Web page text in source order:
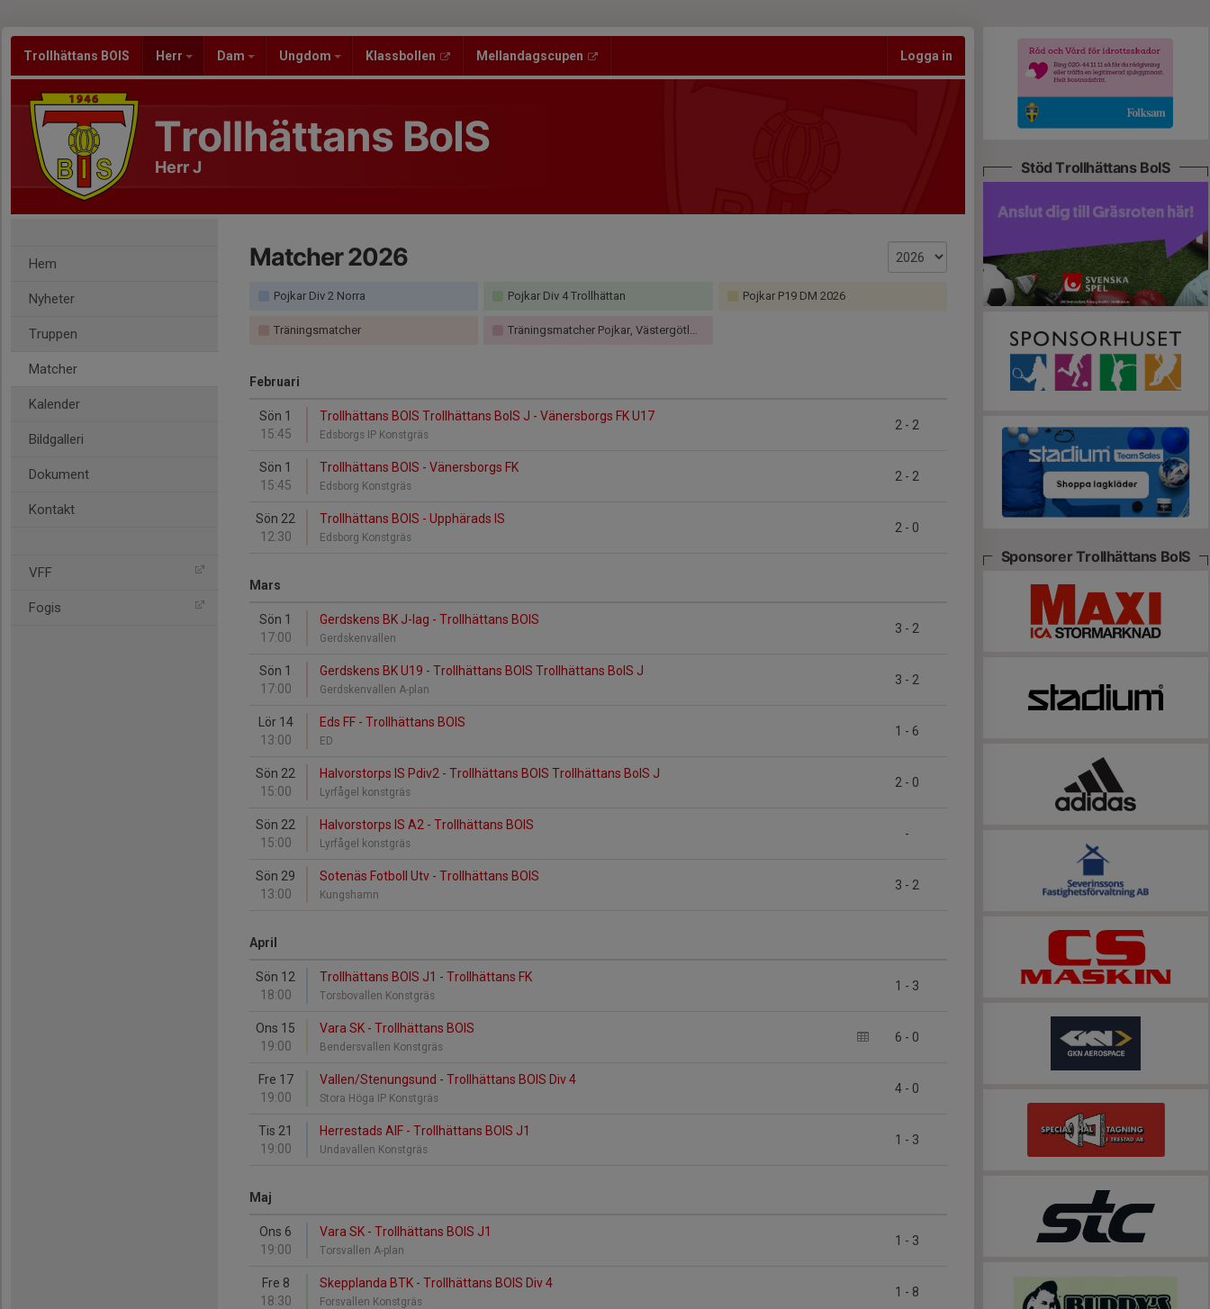
Trollhättans BOIS Herr Dam Ungdom Klassbollen Mellandagscupen Logga in
Trollhättans BoIS
Herr J
Hem
Nyheter
Truppen
Matcher
Kalender
Bildgalleri
Dokument
Kontakt
VFF
Fogis
Matcher 2026
Pojkar Div 2 Norra Pojkar Div 4 Trollhättan Pojkar P19 DM 2026
Träningsmatcher Träningsmatcher Pojkar, Västergötland
Februari
Sön 1
15:45
2 - 2
Trollhättans BOIS Trollhättans BoIS J - Vänersborgs FK U17
Edsborgs IP Konstgräs
Sön 1
15:45
2 - 2
Trollhättans BOIS - Vänersborgs FK
Edsborg Konstgräs
Sön 22
12:30
2 - 0
Trollhättans BOIS - Upphärads IS
Edsborg Konstgräs
Mars
Sön 1
17:00
3 - 2
Gerdskens BK J-lag - Trollhättans BOIS
Gerdskenvallen
Sön 1
17:00
3 - 2
Gerdskens BK U19 - Trollhättans BOIS Trollhättans BoIS J
Gerdskenvallen A-plan
Lör 14
13:00
1 - 6
Eds FF - Trollhättans BOIS
ED
Sön 22
15:00
2 - 0
Halvorstorps IS Pdiv2 - Trollhättans BOIS Trollhättans BoIS J
Lyrfågel konstgräs
Sön 22
15:00
-
Halvorstorps IS A2 - Trollhättans BOIS
Lyrfågel konstgräs
Sön 29
13:00
3 - 2
Sotenäs Fotboll Utv - Trollhättans BOIS
Kungshamn
April
Sön 12
18:00
1 - 3
Trollhättans BOIS J1 - Trollhättans FK
Torsbovallen Konstgräs
Ons 15
19:00
6 - 0
Vara SK - Trollhättans BOIS
Bendersvallen Konstgräs
Fre 17
19:00
4 - 0
Vallen/Stenungsund - Trollhättans BOIS Div 4
Stora Höga IP Konstgräs
Tis 21
19:00
1 - 3
Herrestads AIF - Trollhättans BOIS J1
Undavallen Konstgräs
Maj
Ons 6
19:00
1 - 3
Vara SK - Trollhättans BOIS J1
Torsvallen A-plan
Fre 8
18:30
1 - 8
Skepplanda BTK - Trollhättans BOIS Div 4
Forsvallen Konstgräs
Stöd Trollhättans BoIS
Sponsorer Trollhättans BoIS